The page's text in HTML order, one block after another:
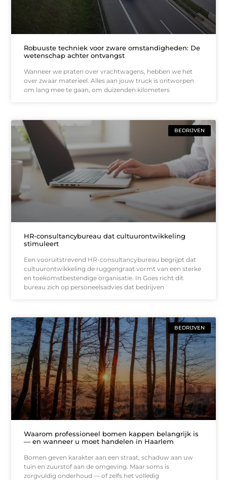
Robuuste techniek voor zware omstandigheden: De
wetenschap achter ontvangst
Wanneer we praten over vrachtwagens, hebben we het
over zwaar materieel. Alles aan jouw truck is ontworpen
om lang mee te gaan, om duizenden kilometers
BEDRIJVEN
HR-consultancybureau dat cultuurontwikkeling
stimuleert
Een vooruitstrevend HR-consultancybureau begrijpt dat
cultuurontwikkeling de ruggengraat vormt van een sterke
en toekomstbestendige organisatie. In Goes richt dit
bureau zich op personeelsadvies dat bedrijven
BEDRIJVEN
Waarom professioneel bomen kappen belangrijk is
— en wanneer u moet handelen in Haarlem
Bomen geven karakter aan een straat, schaduw aan uw
tuin en zuurstof aan de omgeving. Maar soms is
zorgvuldig onderhoud — of zelfs het volledig